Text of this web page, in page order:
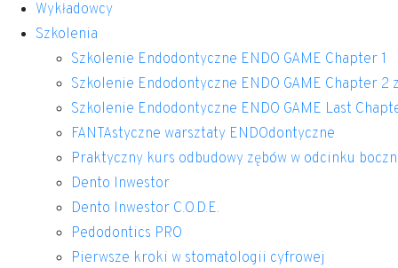
Wykładowcy
Szkolenia
Szkolenie Endodontyczne ENDO GAME Chapter 1
Szkolenie Endodontyczne ENDO GAME Chapter 2
Szkolenie Endodontyczne ENDO GAME Last
FANTAstyczne warsztaty ENDOdontyczne
Praktyczny kurs odbudowy zębów w odcinku
Dento Inwestor
Dento Inwestor C.O.D.E.
Pedodontics PRO
Pierwsze kroki w stomatologii cyfrowej